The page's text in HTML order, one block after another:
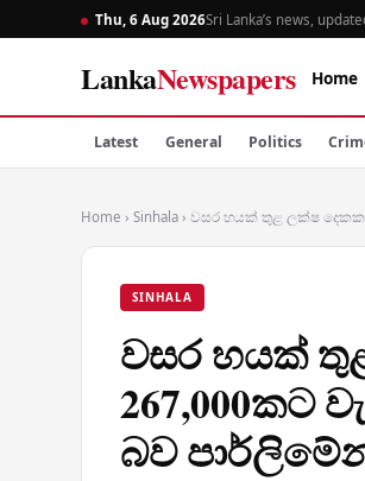
Thu, 6 Aug 2026Sri Lanka’s news,
LankaNewspapers Home
Latest General Politics
Home › Sinhala › වසර හයක් තුළ ලක්ෂ
SINHALA
වසර හයක්
267,000කට
බව